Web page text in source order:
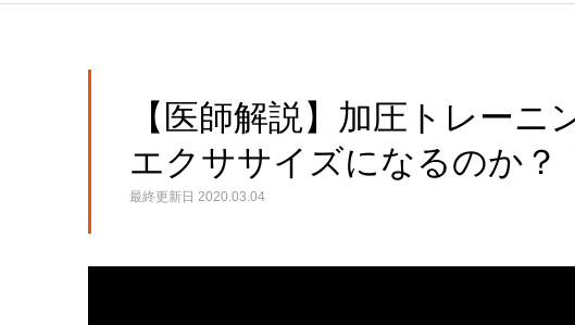
【医師解説】加圧トレー
エクササイズになるのか？
最終更新日 2020.03.04